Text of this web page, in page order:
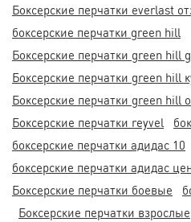
Боксерские перчатки everlast
боксерские перчатки green hill
Боксерские перчатки green hill
Боксерские перчатки green hill
Боксерские перчатки green hill
Боксерские перчатки reyvel
боксерские перчатки адидас 10
боксерские перчатки адидас
Боксерские перчатки боевые
Боксерские перчатки взрослые